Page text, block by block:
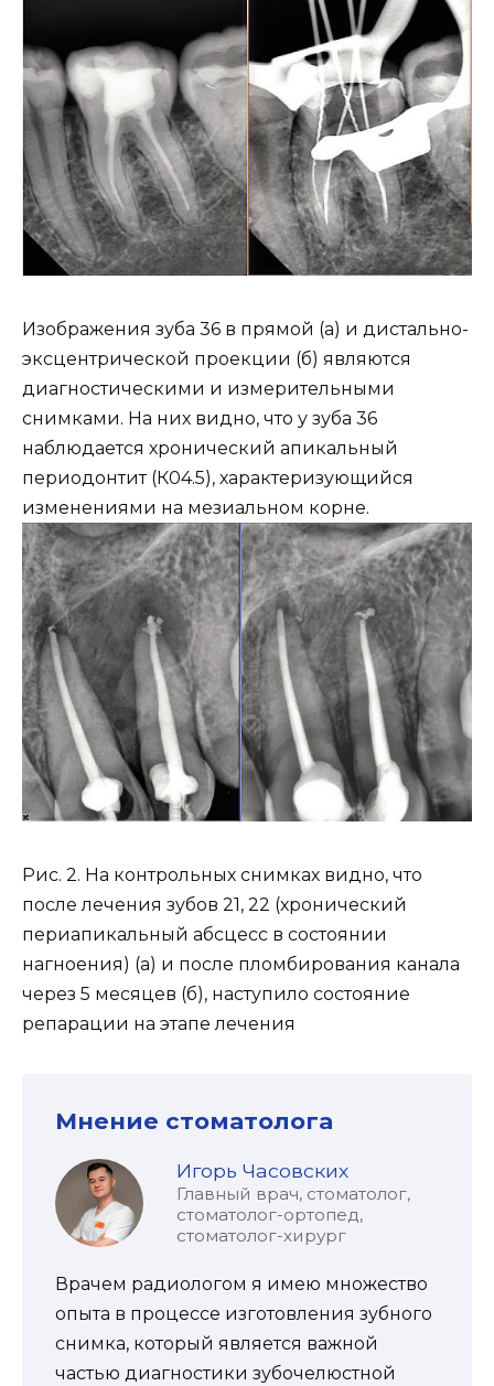
Изображения зуба 36 в прямой (а) и дистально-
эксцентрической проекции (б) являются
диагностическими и измерительными
снимками. На них видно, что у зуба 36
наблюдается хронический апикальный
периодонтит (К04.5), характеризующийся
изменениями на мезиальном корне.
Рис. 2. На контрольных снимках видно, что
после лечения зубов 21, 22 (хронический
периапикальный абсцесс в состоянии
нагноения) (а) и после пломбирования канала
через 5 месяцев (б), наступило состояние
репарации на этапе лечения
Мнение стоматолога
Игорь Часовских
Главный врач, стоматолог,
стоматолог-ортопед,
стоматолог-хирург
Врачем радиологом я имею множество
опыта в процессе изготовления зубного
снимка, который является важной
частью диагностики зубочелюстной